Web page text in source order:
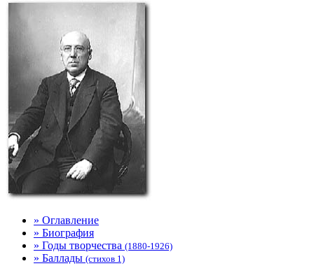
» Оглавление
» Биография
» Годы творчества (1880-1926)
» Баллады (стихов 1)